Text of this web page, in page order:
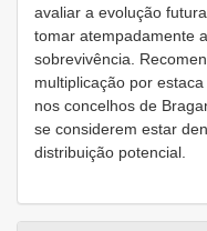
avaliar a evolução
tomar atempadamente
sobrevivência.
multiplicação por
nos concelhos de
se considerem estar
distribuição potencial.